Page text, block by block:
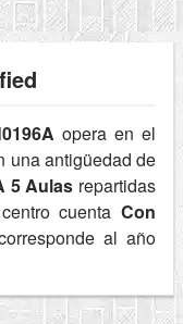
opera en el
una antigüedad de
5 Aulas repartidas
cuenta Con
al año